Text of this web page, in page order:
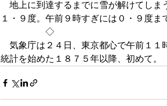
地上に到達するまでに雪が解けてしま
１・９度。午前９時すぎには０・９度ま
◇
気象庁は２４日、東京都心で午前１１
統計を始めた１８７５年以降、初めて。